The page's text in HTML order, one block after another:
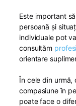
Este important
persoană și
individuale pot
consultăm
orientare
În cele din urmă,
compasiune în
poate face o